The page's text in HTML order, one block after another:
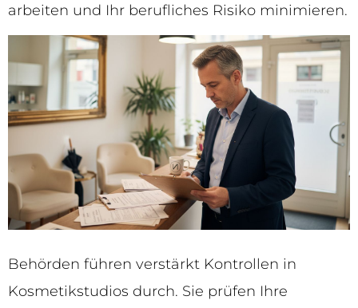
arbeiten und Ihr berufliches Risiko minimieren.
Behörden führen verstärkt Kontrollen in
Kosmetikstudios durch. Sie prüfen Ihre